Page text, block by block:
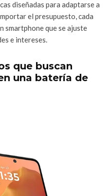
diseñadas para adaptarse a
el presupuesto, cada
smartphone que se ajuste
e intereses.
que buscan
una batería de